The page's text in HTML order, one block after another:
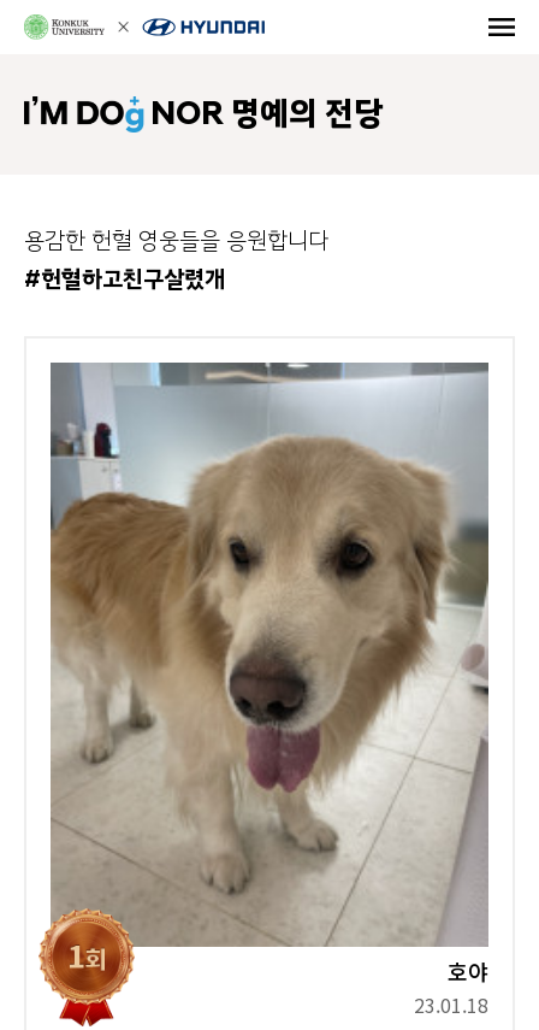
NOR 명예의 전당
용감한 헌혈 영웅들을 응원합니다
#헌혈하고친구살렸개
호야
23.01.18